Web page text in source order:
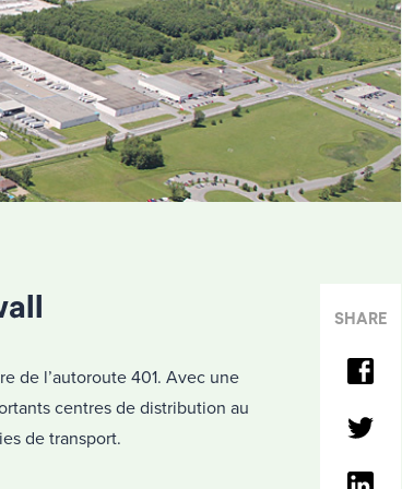
de l’autoroute 401. Avec une
centres de distribution au
de transport.
SHARE